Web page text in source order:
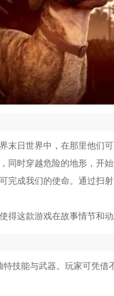
末日世界中，在那里他们
同时穿越危险的地形，开
完成我们的使命。通过扫
得这款游戏在故事情节和动
技能与武器。玩家可凭